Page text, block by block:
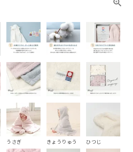
うさぎ きょうりゅう ひつじ